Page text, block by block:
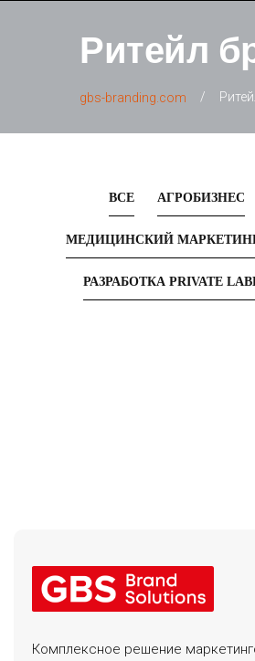
Ритейл
gbs-branding.com /
ВСЕ АГРОБИЗНЕС
МЕДИЦИНСКИЙ
РАЗРАБОТКА PRIVATE
Комплексное решение